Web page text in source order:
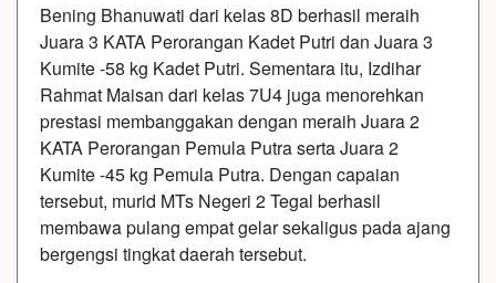
Bening Bhanuwati dari kelas 8D berhasil meraih
Juara 3 KATA Perorangan Kadet Putri dan Juara 3
Kumite -58 kg Kadet Putri. Sementara itu, Izdihar
Rahmat Maisan dari kelas 7U4 juga menorehkan
prestasi membanggakan dengan meraih Juara 2
KATA Perorangan Pemula Putra serta Juara 2
Kumite -45 kg Pemula Putra. Dengan capaian
tersebut, murid MTs Negeri 2 Tegal berhasil
membawa pulang empat gelar sekaligus pada ajang
bergengsi tingkat daerah tersebut.